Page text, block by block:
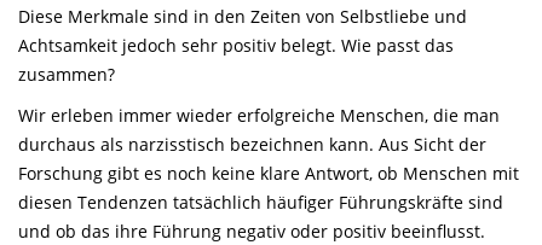
Diese Merkmale sind in den Zeiten von Selbstliebe und
Achtsamkeit jedoch sehr positiv belegt. Wie passt das
zusammen?
Wir erleben immer wieder erfolgreiche Menschen, die man
durchaus als narzisstisch bezeichnen kann. Aus Sicht der
Forschung gibt es noch keine klare Antwort, ob Menschen mit
diesen Tendenzen tatsächlich häufiger Führungskräfte sind
und ob das ihre Führung negativ oder positiv beeinflusst.